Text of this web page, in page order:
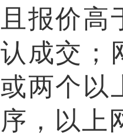
且报价高
认成交；
或两个以
序，以上